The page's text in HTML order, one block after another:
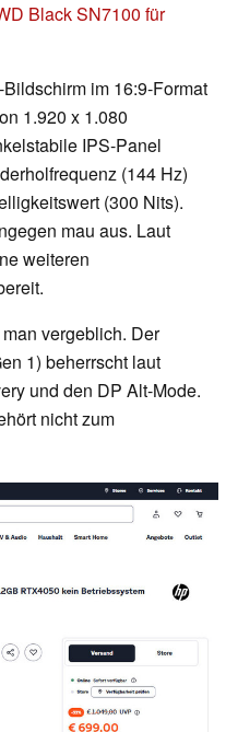
Black SN7100 für
im 16:9-Format
1.920 x 1.080
IPS-Panel
(144 Hz)
(300 Nits).
mau aus. Laut
weiteren
vergeblich. Der
1) beherrscht laut
und den DP Alt-Mode.
nicht zum